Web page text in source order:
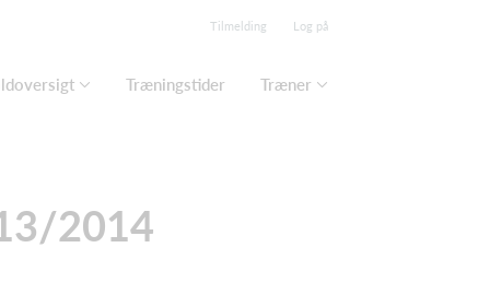
Tilmelding Log på
Træningstider Træner
2014